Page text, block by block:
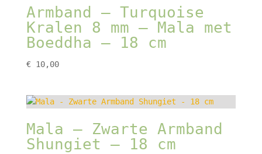
Armband – Turquoise
Kralen 8 mm – Mala met
Boeddha – 18 cm
€10,00
Mala – Zwarte Armband
Shungiet – 18 cm